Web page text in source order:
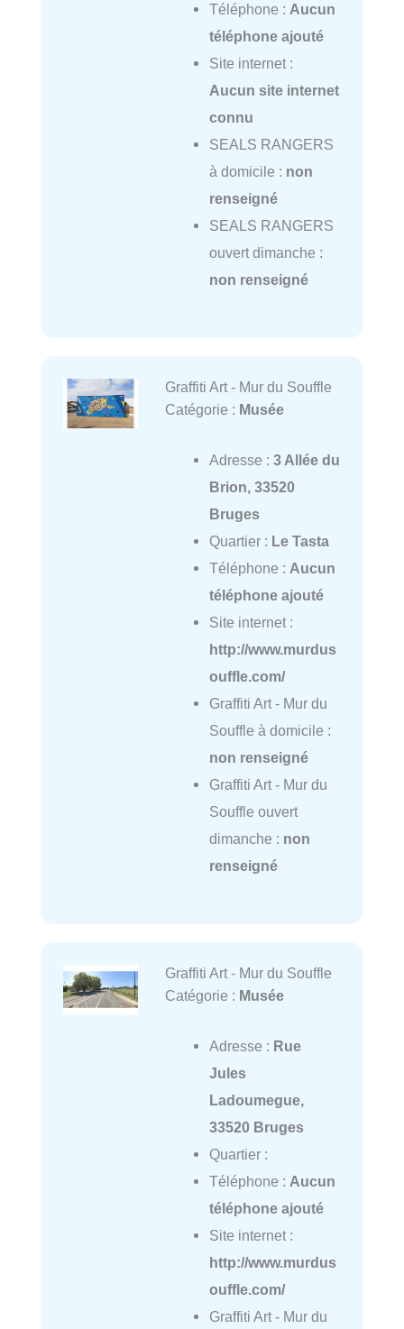
Téléphone : Aucun
téléphone ajouté
Site internet :
Aucun site internet
connu
SEALS RANGERS
à domicile : non
renseigné
SEALS RANGERS
ouvert dimanche :
non renseigné
Graffiti Art - Mur du Souffle
Catégorie : Musée
Adresse : 3 Allée du
Brion, 33520
Bruges
Quartier : Le Tasta
Téléphone : Aucun
téléphone ajouté
Site internet :
http://www.murdus
ouffle.com/
Graffiti Art - Mur du
Souffle à domicile :
non renseigné
Graffiti Art - Mur du
Souffle ouvert
dimanche : non
renseigné
Graffiti Art - Mur du Souffle
Catégorie : Musée
Adresse : Rue
Jules
Ladoumegue,
33520 Bruges
Quartier :
Téléphone : Aucun
téléphone ajouté
Site internet :
http://www.murdus
ouffle.com/
Graffiti Art - Mur du